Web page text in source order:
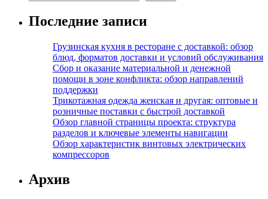
Последние записи
Грузинская кухня в ресторане с доставкой: обзор
блюд, форматов доставки и условий обслуживания
Сбор и оказание материальной и денежной
помощи в зоне конфликта: обзор направлений
поддержки
Трикотажная одежда женская и другая: оптовые и
розничные поставки с быстрой доставкой
Обзор главной страницы проекта: структура
разделов и ключевые элементы навигации
Обзор характеристик винтовых электрических
компрессоров
Архив